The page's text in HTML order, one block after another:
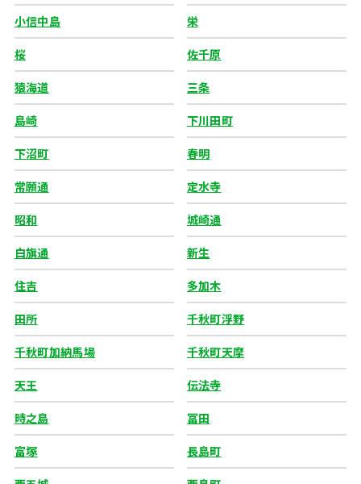
小信中島 栄
桜 佐千原
猿海道 三条
島崎 下川田町
下沼町 春明
常願通 定水寺
昭和 城崎通
白旗通 新生
住吉 多加木
田所 千秋町浮野
千秋町加納馬場 千秋町天摩
天王 伝法寺
時之島 冨田
富塚 長島町